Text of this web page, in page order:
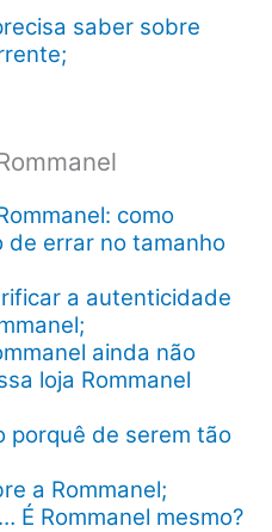
saber sobre
como
de errar no tamanho
a autenticidade
ainda não
loja Rommanel
porquê de serem tão
a Rommanel;
É Rommanel mesmo?